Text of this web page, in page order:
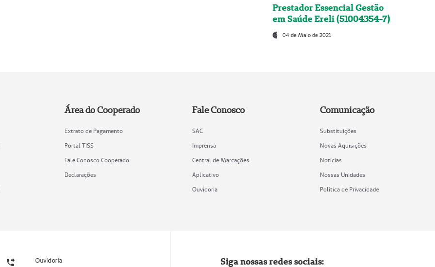
Prestador Essencial Gestão
em Saúde Ereli (51004354-7)
04 de Maio de 2021
Área do Cooperado
Extrato de Pagamento
Portal TISS
Fale Conosco Cooperado
Declarações
Fale Conosco
SAC
Imprensa
Central de Marcações
Aplicativo
Ouvidoria
Comunicação
Substituições
Novas Aquisições
Notícias
Nossas Unidades
Política de Privacidade
Ouvidoria Siga nossas redes sociais: